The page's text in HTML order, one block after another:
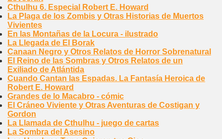
Cthulhu 6. Especial Robert E. Howard
La Plaga de los Zombis y Otras Historias de Muertos
Vivientes
En las Montañas de la Locura - ilustrado
La Llegada de El Borak
Canaan Negro y Otros Relatos de Horror Sobrenatural
El Reino de las Sombras y Otros Relatos de un
Exiliado de Atlántida
Cuando Cantan las Espadas. La Fantasía Heroica de
Robert E. Howard
Grandes de lo Macabro - cómic
El Cráneo Viviente y Otras Aventuras de Costigan y
Gordon
La Llamada de Cthulhu - juego de cartas
La Sombra del Asesino